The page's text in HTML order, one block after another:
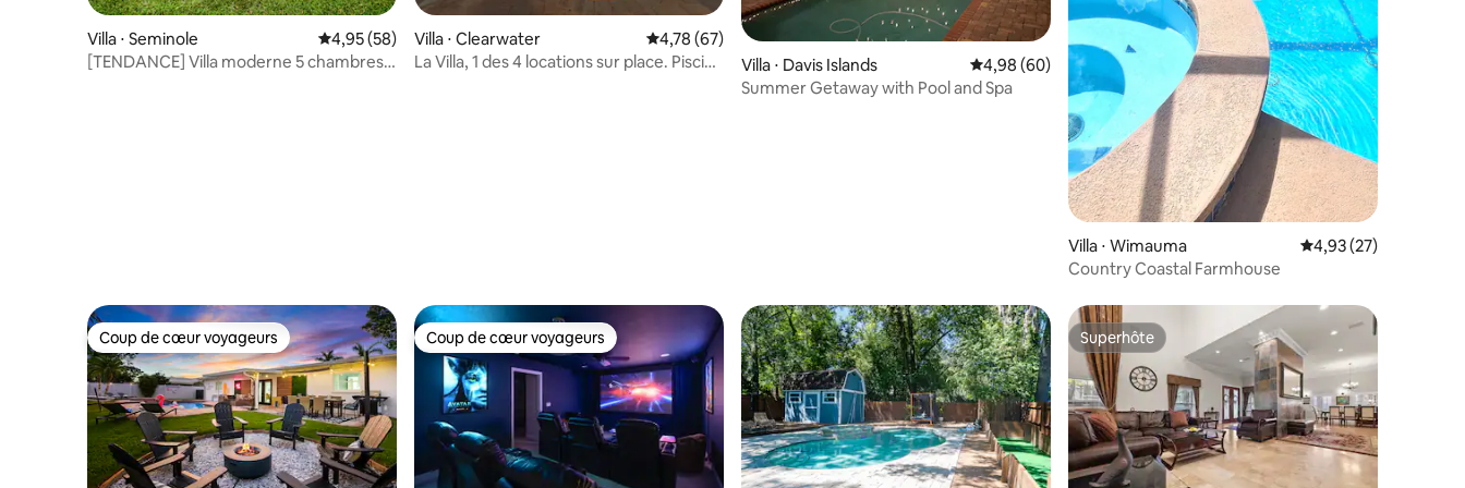
Villa ⋅ Seminole Évaluation moyenne sur la base de 58 commentaires : 4,95 sur 5
4,95 (58)
[TENDANCE] Villa moderne 5 chambres
Villa ⋅ Clearwater Évaluation moyenne sur la base de 67 commentaires : 4,78 sur 5
4,78 (67)
La Villa, 1 des 4 locations sur place. Piscine
Villa ⋅ Davis Islands Évaluation moyenne sur la base de 60 commentaires : 4,98 sur 5
4,98 (60)
Summer Getaway with Pool and Spa
Villa ⋅ Wimauma Évaluation moyenne
4,93 (27)
Country Coastal Farmhouse
Coup de cœur voyageurs
Coup de cœur voyageurs Coup de cœur voyageurs
Coup de cœur voyageurs Superhôte
Superhôte